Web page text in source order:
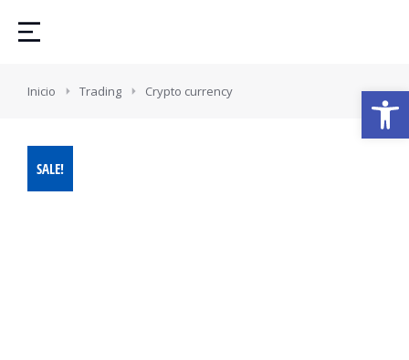
Estás aquí:
Inicio Trading Crypto currency
SALE!